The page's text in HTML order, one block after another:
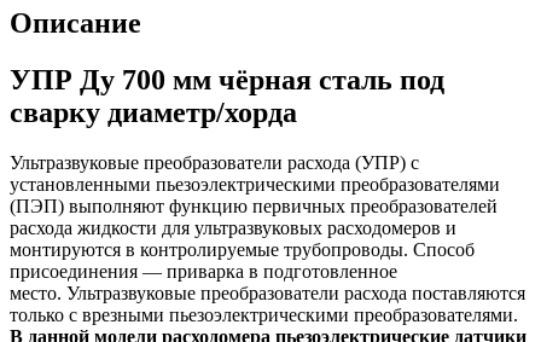
Описание
УПР Ду 700 мм чёрная сталь под
сварку диаметр/хорда
Ультразвуковые преобразователи расхода (УПР) с
установленными пьезоэлектрическими преобразователями
(ПЭП) выполняют функцию первичных преобразователей
расхода жидкости для ультразвуковых расходомеров и
монтируются в контролируемые трубопроводы. Способ
присоединения — приварка в подготовленное
место. Ультразвуковые преобразователи расхода поставляются
только с врезными пьезоэлектрическими преобразователями.
В данной модели расходомера пьезоэлектрические датчики